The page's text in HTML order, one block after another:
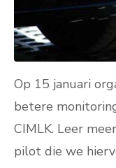
Op 15 januari
betere
CIMLK. Leer
pilot die we